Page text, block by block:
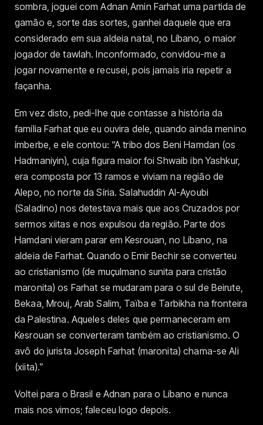
sombra, joguei com Adnan Amin Farhat uma partida de
gamão e, sorte das sortes, ganhei daquele que era
considerado em sua aldeia natal, no Líbano, o maior
jogador de tawlah. Inconformado, convidou-me a
jogar novamente e recusei, pois jamais iria repetir a
façanha.
Em vez disto, pedi-lhe que contasse a história da
família Farhat que eu ouvira dele, quando ainda menino
imberbe, e ele contou: “A tribo dos Beni Hamdan (os
Hadmaniyin), cuja figura maior foi Shwaib ibn Yashkur,
era composta por 13 ramos e viviam na região de
Alepo, no norte da Síria. Salahuddin Al-Ayoubi
(Saladino) nos detestava mais que aos Cruzados por
sermos xiitas e nos expulsou da região. Parte dos
Hamdani vieram parar em Kesrouan, no Líbano, na
aldeia de Farhat. Quando o Emir Bechir se converteu
ao cristianismo (de muçulmano sunita para cristão
maronita) os Farhat se mudaram para o sul de Beirute,
Bekaa, Mrouj, Arab Salim, Taïba e Tarbikha na fronteira
da Palestina. Aqueles deles que permaneceram em
Kesrouan se converteram também ao cristianismo. O
avô do jurista Joseph Farhat (maronita) chama-se Ali
(xiita).”
Voltei para o Brasil e Adnan para o Líbano e nunca
mais nos vimos; faleceu logo depois.